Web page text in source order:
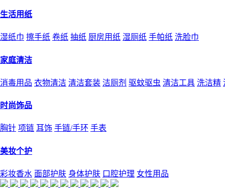
生活用纸
湿纸巾 擦手纸 卷纸 抽纸 厨房用纸 湿厕纸 手帕纸 洗脸巾
家庭清洁
消毒用品 衣物清洁 清洁套装 洁厕剂 驱蚊驱虫 清洁工具 洗洁精
时尚饰品
胸针 项链 耳饰 手链/手环 手表
美妆个护
彩妆香水 面部护肤 身体护肤 口腔护理 女性用品